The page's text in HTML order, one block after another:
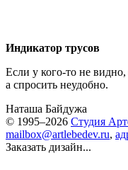
Индикатор трусов
Если у кого-то не видно,
а спросить неудобно.
Наташа Байдужа
© 1995–2026 Студия
mailbox@artlebedev.ru,
Заказать дизайн...